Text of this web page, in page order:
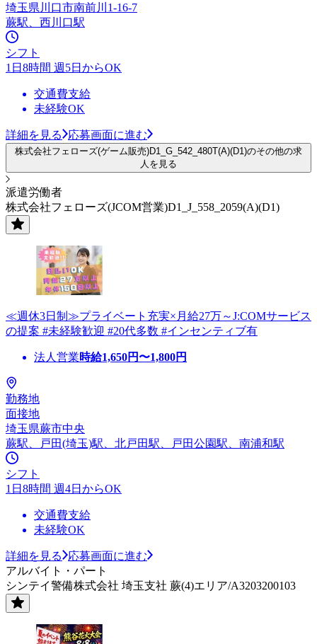
埼玉県川口市南前川1-16-7
蕨駅、西川口駅
シフト
1日8時間 週5日からOK
交通費支給
未経験OK
詳細を見る 応募画面に進む
株式会社フェローズ(ゲーム販売)D1_G_542_480T(A)(D1)のその他の求
人を見る
派遣労働者
株式会社フェローズ(JCOM営業)D1_J_558_2059(A)(D1)
≪週休3日制≫プライベート充実×月給27万～J:COMサービス
の提案 #未経験歓迎 #20代多数 #インセンティブ有
法人営業時給1,650円〜1,800円
勤務地
面接地
埼玉県蕨市中央
蕨駅、戸田(埼玉)駅、北戸田駅、戸田公園駅、南浦和駅
シフト
1日8時間 週4日からOK
交通費支給
未経験OK
詳細を見る
応募画面に進む
アルバイト・パート
シンテイ警備株式会社 埼玉支社 蕨(4)エリア/A3203200103